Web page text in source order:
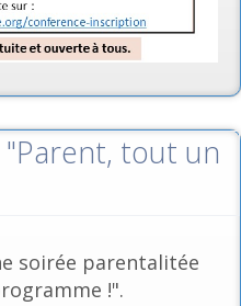
tout un
soirée parentalitée
!".